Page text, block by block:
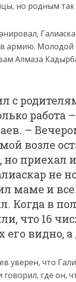
но родным так
армию. Молодой
Алмаза
с
работа
–
возле
но приехал
не
маме и
Когда в
что 16
его видно,
уверен, что
говорил, где он,